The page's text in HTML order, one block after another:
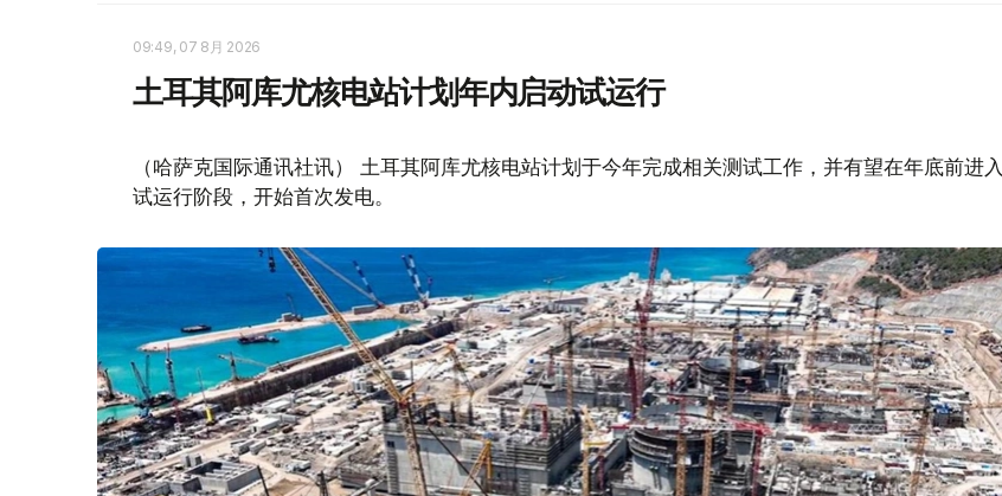
09:49, 07 8月 2026
土耳其阿库尤核电站计划年内启动试运行
（哈萨克国际通讯社讯） 土耳其阿库尤核电站计划于今年完成相关测试工作，并有望在年底前进入
试运行阶段，开始首次发电。